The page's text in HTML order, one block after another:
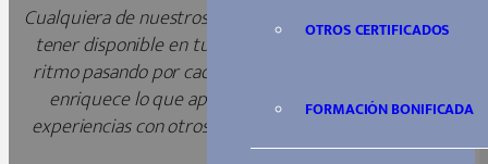
OTROS CERTIFICADOS
FORMACIÓN BONIFICADA
Cualquiera de nuestros Cursos Sociosanitarios lo podrás
tener disponible en tu móvil o tablet, sigue tu propio
ritmo pasando por cada tema las veces que necesites,
enriquece lo que aprendes con
vídeos, comparte
experiencias con otros alumnos y siempre que tengas
dudas,